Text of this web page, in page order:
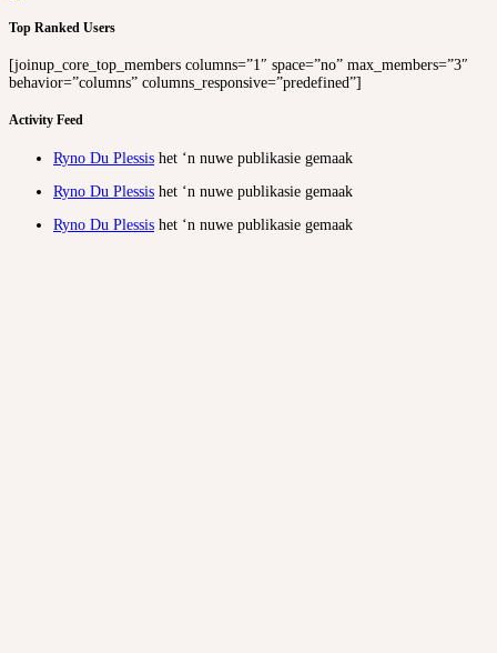
Top Ranked Users
[joinup_core_top_members columns=”1″ space=”no” max_members=”3″
behavior=”columns” columns_responsive=”predefined”]
Activity Feed
Ryno Du Plessis het ‘n nuwe publikasie gemaak
Ryno Du Plessis het ‘n nuwe publikasie gemaak
Ryno Du Plessis het ‘n nuwe publikasie gemaak